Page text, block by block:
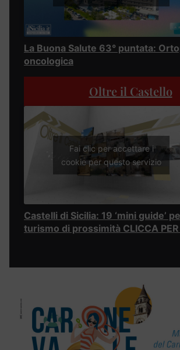
La Buona Salute 63° puntata:
oncologica
Oltre il Castello
Fai clic per accettare i
cookie per questo servizio
Castelli di Sicilia: 19 ‘mini guide’
turismo di prossimità CLICCA PER